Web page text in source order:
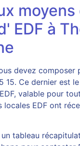
moyens
EDF à
devez composer
15. Ce dernier est
valable pour
locales EDF ont
tableau